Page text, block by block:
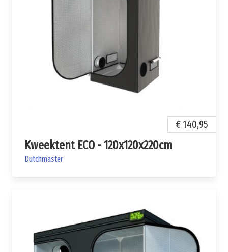
€ 140,95
Kweektent ECO - 120x120x220cm
Dutchmaster